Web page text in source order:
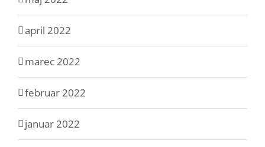
april 2022
marec 2022
februar 2022
januar 2022